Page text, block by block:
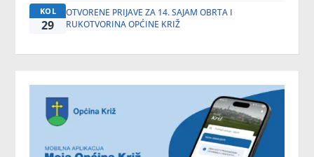
KOL
29
OTVORENE PRIJAVE ZA 14. SAJAM OBRTA I
RUKOTVORINA OPĆINE KRIŽ